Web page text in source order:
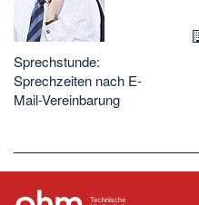
Sprechstunde:
Sprechzeiten nach E-
Mail-Vereinbarung